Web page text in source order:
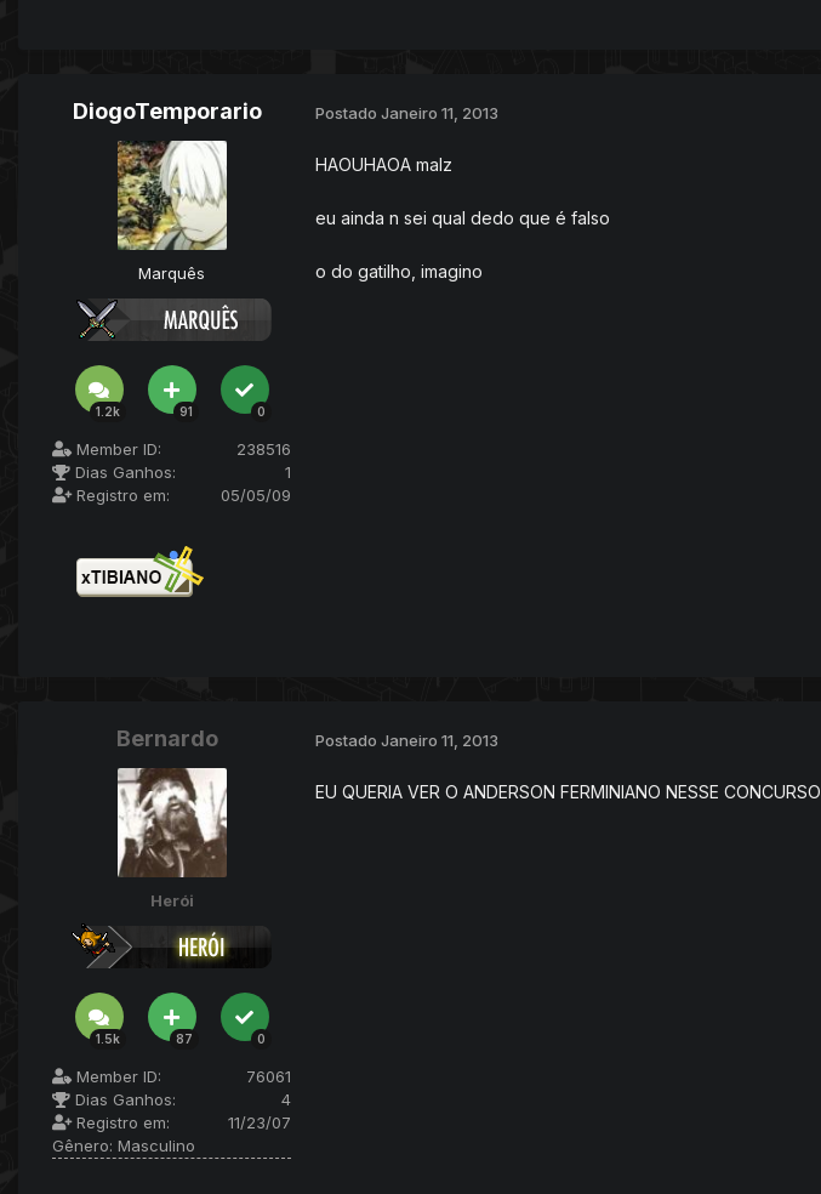
DiogoTemporario
Marquês
1.2k 91 0
Member ID:
238516
Dias Ganhos:
1
Registro em:
05/05/09
Postado Janeiro 11, 2013
HAOUHAOA malz
eu ainda n sei qual dedo que é falso
o do gatilho, imagino
Bernardo
Herói
1.5k 87 0
Member ID:
76061
Dias Ganhos:
4
Registro em:
11/23/07
Gênero: Masculino
Postado Janeiro 11, 2013
EU QUERIA VER O ANDERSON FERMINIANO NESSE CONCURSO